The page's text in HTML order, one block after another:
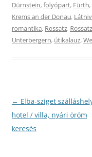
Dürnstein,folyópart, Fürth,
Krems an der Donau,
romantika, Rossatz,
Unterbergern, útikalauz,
Bejegyzés
navigáció
← Elba-sziget
hotel / villa, nyári öröm
keresés